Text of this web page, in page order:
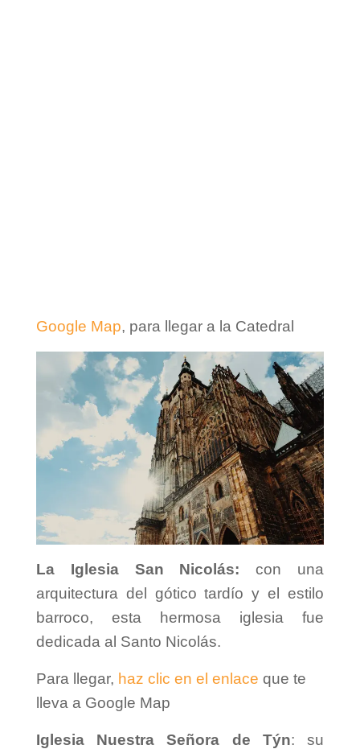
Google Map, para llegar a la Catedral
La Iglesia San Nicolás: con una
arquitectura del gótico tardío y el estilo
barroco, esta hermosa iglesia fue
dedicada al Santo Nicolás.
Para llegar, haz clic en el enlace que te
lleva a Google Map
Iglesia Nuestra Señora de Týn: su